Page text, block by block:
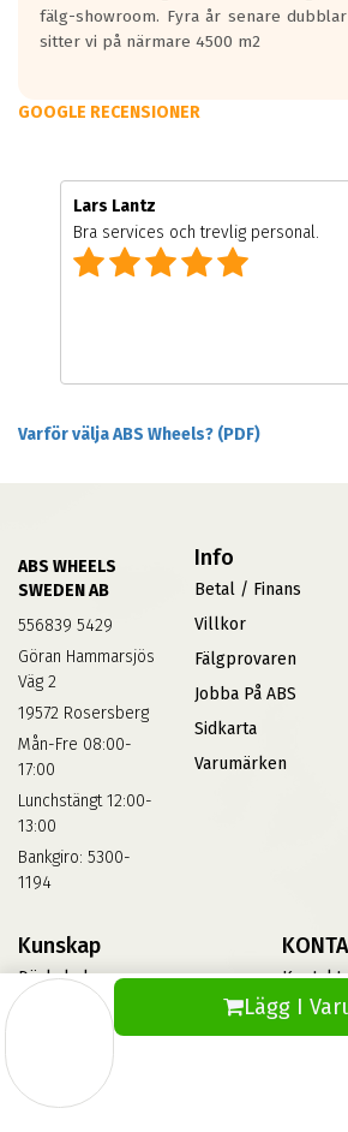
Lägg I
fälg-showroom. Fyra år senare
sitter vi på närmare 4500 m2
GOOGLE RECENSIONER
Lars Lantz
Bra services och trevlig personal.
Varför välja ABS Wheels? (PDF)
ABS WHEELS
SWEDEN AB
556839 5429
Göran Hammarsjös
Väg 2
19572 Rosersberg
Mån-Fre 08:00-
17:00
Lunchstängt 12:00-
13:00
Bankgiro: 5300-
1194
Info
Betal / Finans
Villkor
Fälgprovaren
Jobba På ABS
Sidkarta
Varumärken
Kunskap
Däckskola
Informationsbank Av Däck
Och Fälgar